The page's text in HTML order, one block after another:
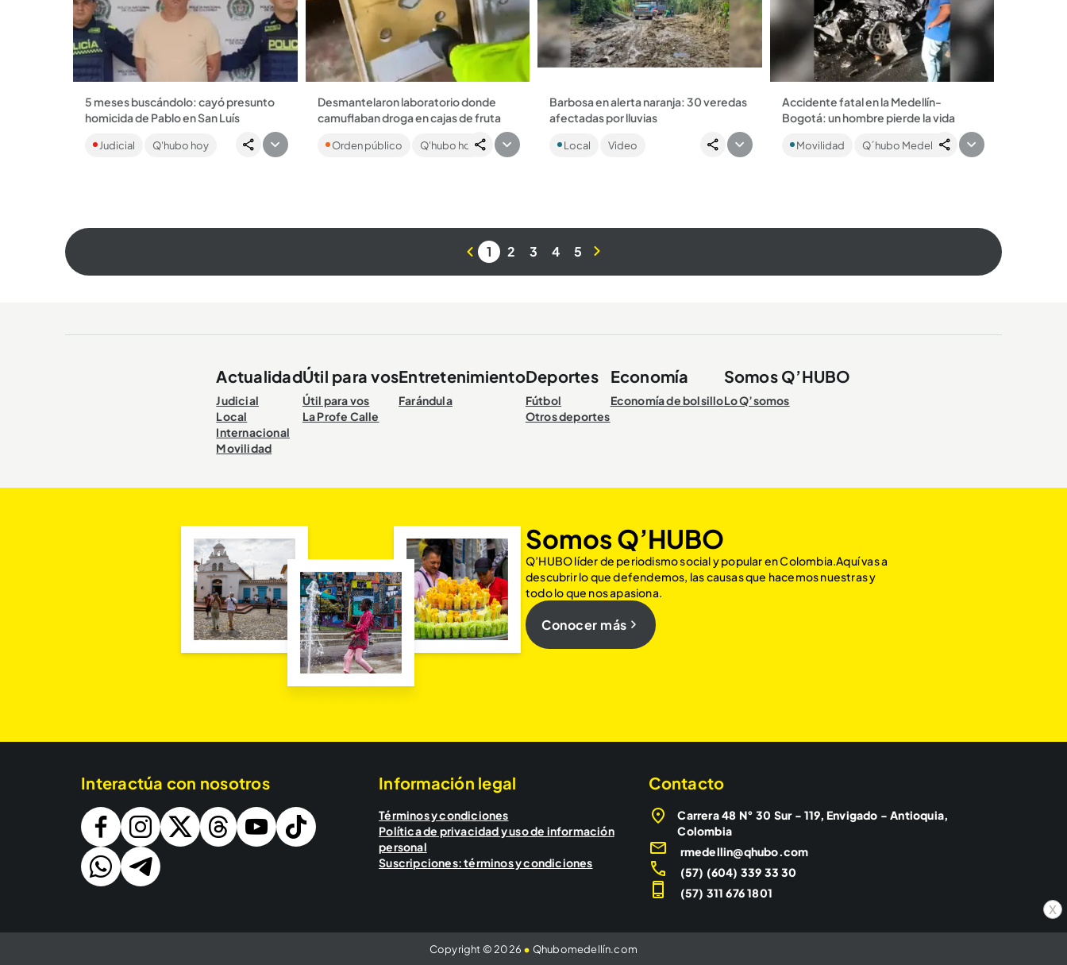
x
5 meses buscándolo: cayó presunto
homicida de Pablo en San Luís
El cuerpo de la víctima estaba baleado
a borde de carretera el pasado 20 de
Judicial Q'hubo hoy
Desmantelaron laboratorio donde
camuflaban droga en cajas de fruta
Estaban ubicados en zona rural de San
Luis, haciendo pasar las cajas como
Orden público Q'hubo hoy
Barbosa en alerta naranja: 30 veredas
afectadas por lluvias
Turbo y San Luis también registraron
afectaciones por los fuertes
aguaceros. Vea aquí las imágenes de
Local Video
Accidente fatal en la Medellín-
Bogotá: un hombre pierde la vida
Medellín–Bogotá dejó un hombre
Movilidad Q´hubo Medellín
1 2 3 4 5
Actualidad
Judicial
Local
Internacional
Movilidad
Útil para vos
Útil para vos
La Profe Calle
Entretenimiento
Farándula
Deportes
Fútbol
Otros deportes
Economía
Economía de bolsillo
Somos Q’HUBO
Lo Q’somos
Somos Q’HUBO
Q’HUBO líder de periodismo social y popular en Colombia.Aquí vas a
descubrir lo que defendemos, las causas que hacemos nuestras y
todo lo que nos apasiona.
Conocer más
Interactúa con nosotros Información legal
Términos y condiciones
Política de privacidad y uso de información
personal
Suscripciones: términos y condiciones
Contacto
Carrera 48 N° 30 Sur - 119, Envigado - Antioquia,
Colombia
rmedellin@qhubo.com
(57) (604) 339 33 30
(57) 311 676 1801
Copyright © 2026 • Qhubomedellín.com